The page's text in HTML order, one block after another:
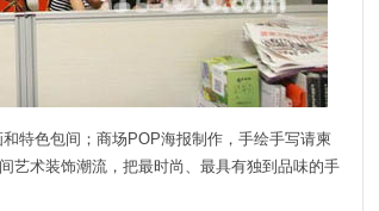
特色包间；商场POP海报制作，手绘手写请柬
艺术装饰潮流，把最时尚、最具有独到品味的手